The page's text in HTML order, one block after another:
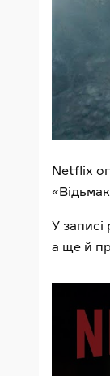
Netflix
У записі
а ще й